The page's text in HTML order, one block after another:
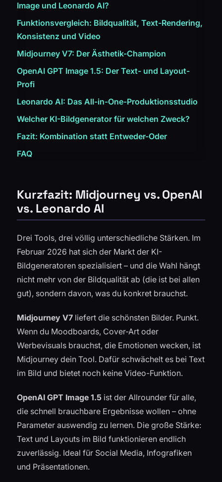
Image und Leonardo AI?
Funktionsvergleich: Bildqualität, Text-Rendering,
Konsistenz und Video
Midjourney V7: Der Ästhetik-Champion
OpenAI GPT Image 1.5: Der Text- und Layout-
Profi
Leonardo AI: Das All-in-One-Produktionsstudio
Welcher KI-Bildgenerator für welchen Zweck?
Fazit: Kombination statt Entweder-Oder
FAQ
Kurzfazit: Midjourney vs. OpenAI
vs. Leonardo AI
Drei Tools, drei völlig unterschiedliche Stärken. Im
Februar 2026 hat sich der Markt der KI-
Bildgeneratoren spezialisiert – und die Wahl hängt
nicht mehr von der Bildqualität ab (die ist bei allen
gut), sondern davon, was du konkret brauchst.
Midjourney V7 liefert die schönsten Bilder. Punkt.
Wenn du Moodboards, Cover-Art oder
Werbevisuals brauchst, die Emotionen wecken, ist
Midjourney dein Tool. Dafür schwächelt es bei Text
im Bild und bietet noch keine Video-Funktion.
OpenAI GPT Image 1.5 ist der Allrounder für alle,
die schnell brauchbare Ergebnisse wollen – ohne
Parameter auswendig zu lernen. Die große Stärke:
Text und Layouts im Bild funktionieren endlich
zuverlässig. Ideal für Social Media, Infografiken
und Präsentationen.